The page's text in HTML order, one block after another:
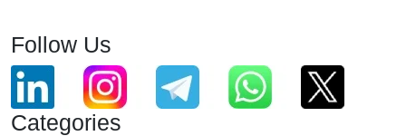
Follow Us
Categories